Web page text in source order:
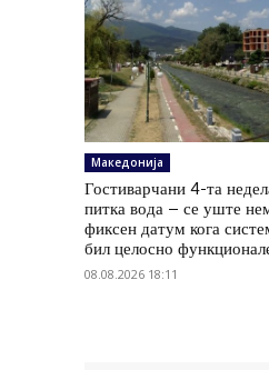
Македонија
Гостиварчани 4-та
питка вода – се уште
фиксен датум кога
бил целосно
08.08.2026 18:11